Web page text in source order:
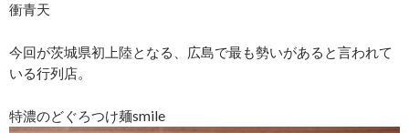
衝青天
今回が茨城県初上陸となる、広島で最も勢いがあると言われて
いる行列店。
特濃のどぐろつけ麺smile